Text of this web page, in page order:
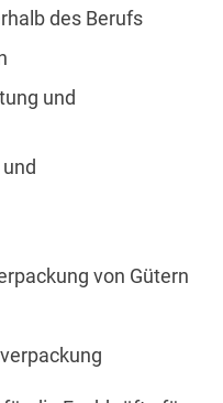
des Berufs
und
von Gütern